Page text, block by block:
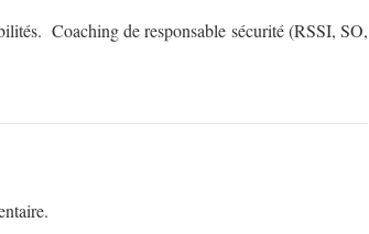
Coaching de responsable sécurité (RSSI, SO,